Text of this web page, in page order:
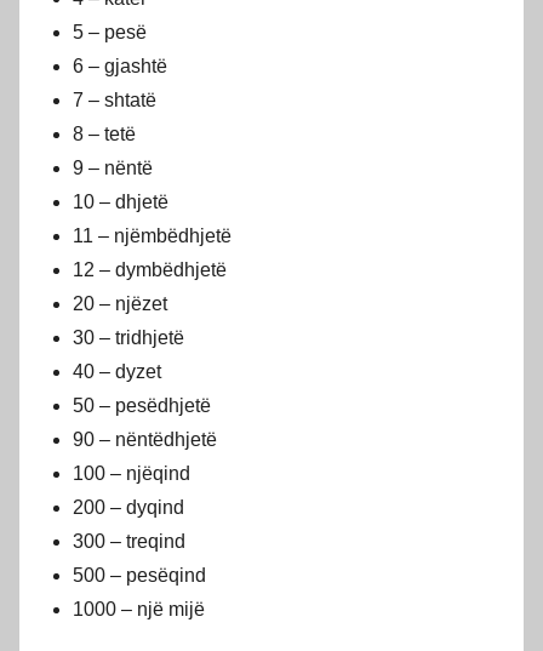
5 – pesë
6 – gjashtë
7 – shtatë
8 – tetë
9 – nëntë
10 – dhjetë
11 – njëmbëdhjetë
12 – dymbëdhjetë
20 – njëzet
30 – tridhjetë
40 – dyzet
50 – pesëdhjetë
90 – nëntëdhjetë
100 – njëqind
200 – dyqind
300 – treqind
500 – pesëqind
1000 – një mijë